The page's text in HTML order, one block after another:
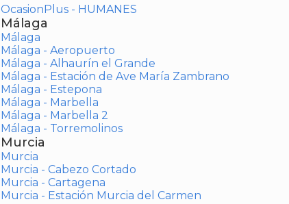
OcasionPlus - HUMANES
Málaga
Málaga
Málaga - Aeropuerto
Málaga - Alhaurín el Grande
Málaga - Estación de Ave María Zambrano
Málaga - Estepona
Málaga - Marbella
Málaga - Marbella 2
Málaga - Torremolinos
Murcia
Murcia
Murcia - Cabezo Cortado
Murcia - Cartagena
Murcia - Estación Murcia del Carmen